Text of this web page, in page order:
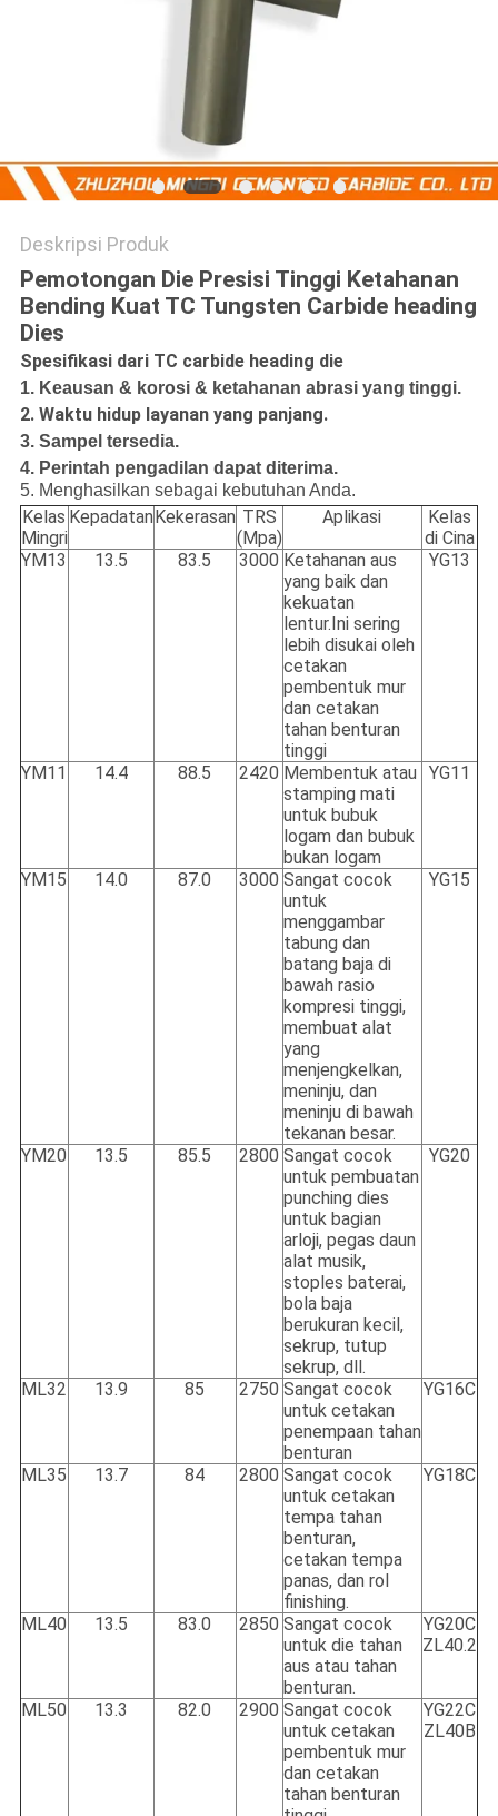
Deskripsi Produk
Pemotongan Die Presisi Tinggi Ketahanan
Bending Kuat TC Tungsten Carbide heading
Dies
Spesifikasi dari TC carbide heading die
1. Keausan & korosi & ketahanan abrasi yang tinggi.
2. Waktu hidup layanan yang panjang.
3. Sampel tersedia.
4. Perintah pengadilan dapat diterima.
5. Menghasilkan sebagai kebutuhan Anda.
Kelas
Mingri
Kepadatan Kekerasan TRS
(Mpa)
Aplikasi
Kelas
di Cina
YM13
13.5 83.5 3000 Ketahanan aus
yang baik dan
kekuatan
lentur.Ini sering
lebih disukai oleh
cetakan
pembentuk mur
dan cetakan
tahan benturan
tinggi
YG13
YM11 14.4 88.5 2420 Membentuk atau
stamping mati
untuk bubuk
logam dan bubuk
bukan logam
YG11
YM15 14.0 87.0 3000 Sangat cocok
untuk
menggambar
tabung dan
batang baja di
bawah rasio
kompresi tinggi,
membuat alat
yang
menjengkelkan,
meninju, dan
meninju di bawah
tekanan besar.
YG15
YM20 13.5 85.5 2800 Sangat cocok
untuk pembuatan
punching dies
untuk bagian
arloji, pegas daun
alat musik,
stoples baterai,
bola baja
berukuran kecil,
sekrup, tutup
sekrup, dll.
YG20
ML32 13.9 85 2750 Sangat cocok
untuk cetakan
penempaan tahan
benturan
YG16C
ML35 13.7 84 2800 Sangat cocok
untuk cetakan
tempa tahan
benturan,
cetakan tempa
panas, dan rol
finishing.
YG18C
ML40 13.5 83.0 2850 Sangat cocok
untuk die tahan
aus atau tahan
benturan.
YG20C
ZL40.2
ML50 13.3 82.0 2900 Sangat cocok
untuk cetakan
pembentuk mur
dan cetakan
tahan benturan
YG22C
ZL40B